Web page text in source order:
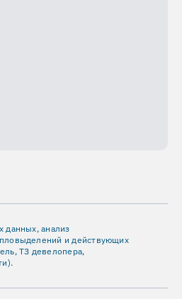
данных, анализ
и действующих
ТЗ девелопера,